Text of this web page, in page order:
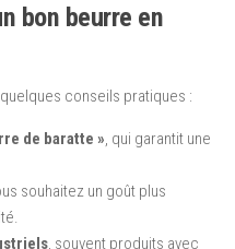
bon beurre en
conseils pratiques :
de baratte », qui garantit une
souhaitez un goût plus
, souvent produits avec